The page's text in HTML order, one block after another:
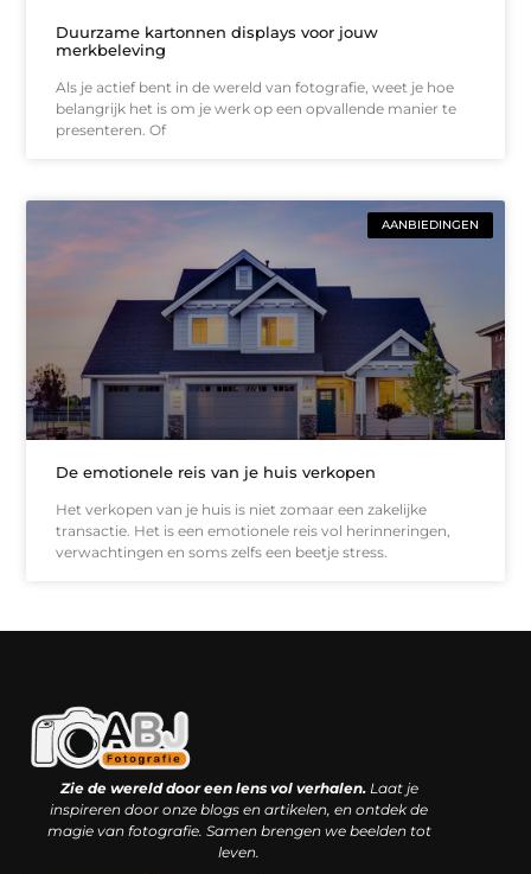
Duurzame kartonnen displays voor jouw
merkbeleving
Als je actief bent in de wereld van fotografie, weet je hoe
belangrijk het is om je werk op een opvallende manier te
presenteren. Of
AANBIEDINGEN
De emotionele reis van je huis verkopen
Het verkopen van je huis is niet zomaar een zakelijke
transactie. Het is een emotionele reis vol herinneringen,
verwachtingen en soms zelfs een beetje stress.
Zie de wereld door een lens vol verhalen.Laat je
inspireren door onze blogs en artikelen, en ontdek de
magie van fotografie. Samen brengen we beelden tot
leven.